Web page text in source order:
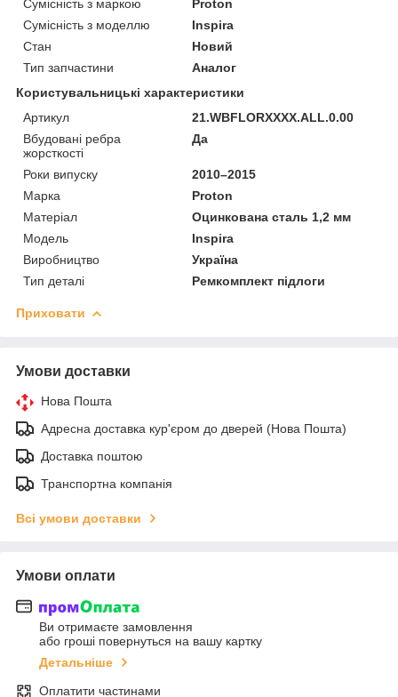
Сумісність з маркою
Proton
Сумісність з моделлю
Inspira
Стан
Новий
Тип запчастини
Аналог
Користувальницькі характеристики
Артикул
21.WBFLORXXXX.ALL.0.00
Вбудовані ребра
жорсткості
Да
Роки випуску
2010–2015
Марка
Proton
Матеріал
Оцинкована сталь 1,2 мм
Мoдель
Inspira
Виробництво
Україна
Тип деталі
Ремкомплект підлоги
Приховати
Умови доставки
Нова Пошта
Адресна доставка кур'єром до дверей (Нова Пошта)
Доставка поштою
Транспортна компанія
Всі умови доставки
Умови оплати
Ви отримаєте замовлення
або гроші повернуться на вашу картку
Детальніше
Оплатити частинами